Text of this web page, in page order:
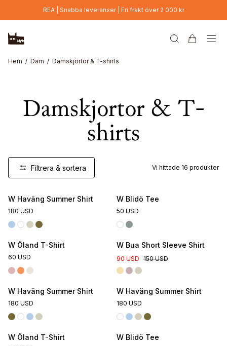
Hoppa till huvudinnehållREA | Snabba leveranser | Fri frakt över 2 000 kr
Hem Dam Damskjortor & T-shirts
Damskjortor & T-
shirts
Filtrera & sortera Vi hittade 16 produkter
W Haväng Summer Shirt
180 USD
W Blidö Tee
50 USD
W Öland T-Shirt
60 USD
W Bua Short Sleeve Shirt
90 USD 150 USD
W Haväng Summer Shirt
180 USD
W Haväng Summer Shirt
180 USD
W Öland T-Shirt
Online Exclusive
W Blidö Tee